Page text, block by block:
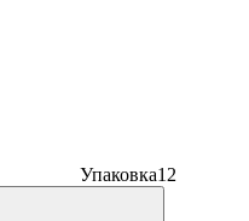
Упаковка12